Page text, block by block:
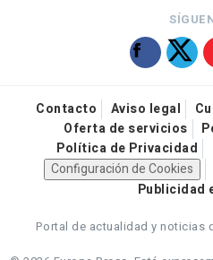
Contacto Aviso legal
Oferta de servicios
Política de Privacidad
Configuración de Cookies
Publicidad
Portal de actualidad y noticias